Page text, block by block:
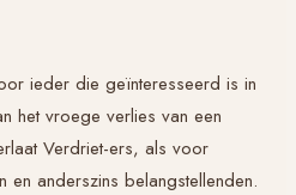
ieder die geïnteresseerd is in
het vroege verlies van een
Verdriet-ers, als voor
en anderszins belangstellenden.